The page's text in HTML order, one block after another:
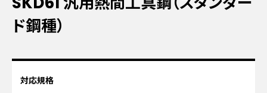
ド鋼種）
対応規格